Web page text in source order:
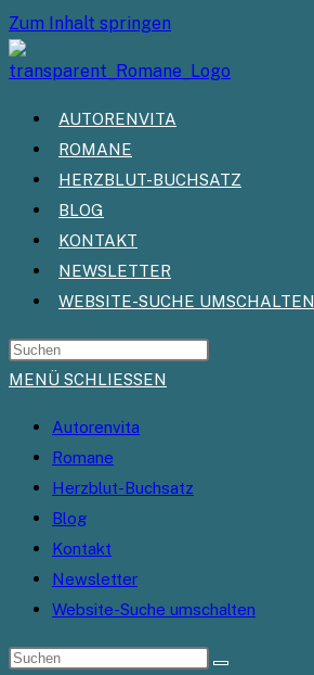
Zum Inhalt springen
AUTORENVITA
ROMANE
HERZBLUT-BUCHSATZ
BLOG
KONTAKT
NEWSLETTER
WEBSITE-SUCHE UMSCHALTEN
MENÜ SCHLIESSEN
Autorenvita
Romane
Herzblut-Buchsatz
Blog
Kontakt
Newsletter
Website-Suche umschalten